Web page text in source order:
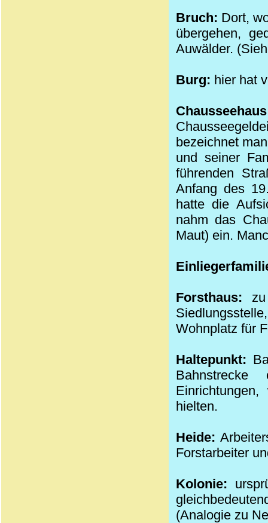
Bruch: Dort,
übergehen,
Auwälder.
Burg: hier hat
bezeichnet
und seiner
führenden
Anfang des
hatte die
nahm das
Maut) ein.
Forsthaus:
Wohnplatz für
Haltepunkt:
hielten.
Heide:
Forstarbeiter
Kolonie:
(Analogie zu